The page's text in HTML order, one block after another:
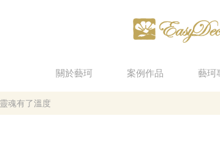
珂
關於藝珂 案例作品 藝珂
魂有了溫度